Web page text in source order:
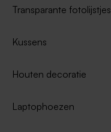
Transparante fotolijstjes
Kussens
Houten decoratie
Laptophoezen